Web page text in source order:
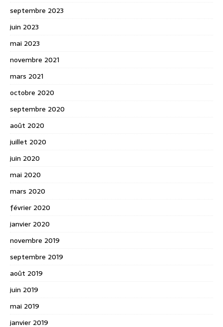
septembre 2023
juin 2023
mai 2023
novembre 2021
mars 2021
octobre 2020
septembre 2020
août 2020
juillet 2020
juin 2020
mai 2020
mars 2020
février 2020
janvier 2020
novembre 2019
septembre 2019
août 2019
juin 2019
mai 2019
janvier 2019